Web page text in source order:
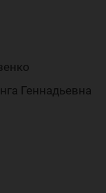
Геннадьевна